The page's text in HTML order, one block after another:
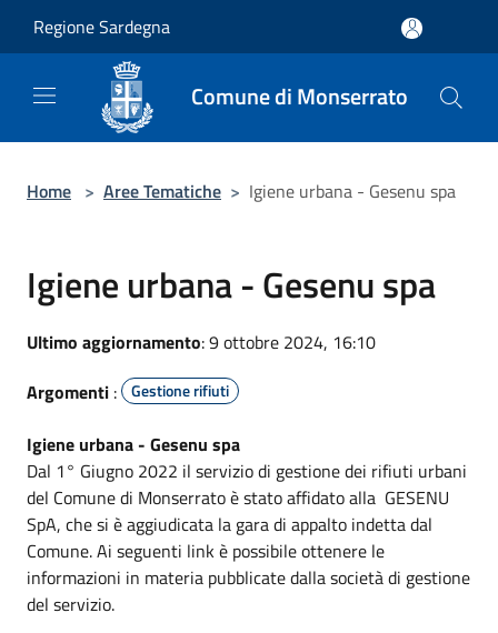
Regione Sardegna
Comune di Monserrato
Home > Aree Tematiche > Igiene urbana - Gesenu spa
Igiene urbana - Gesenu spa
Ultimo aggiornamento: 9 ottobre 2024, 16:10
Argomenti : Gestione rifiuti
Igiene urbana - Gesenu spa
Dal 1° Giugno 2022 il servizio di gestione dei rifiuti urbani
del Comune di Monserrato è stato affidato alla GESENU
SpA, che si è aggiudicata la gara di appalto indetta dal
Comune. Ai seguenti link è possibile ottenere le
informazioni in materia pubblicate dalla società di gestione
del servizio.